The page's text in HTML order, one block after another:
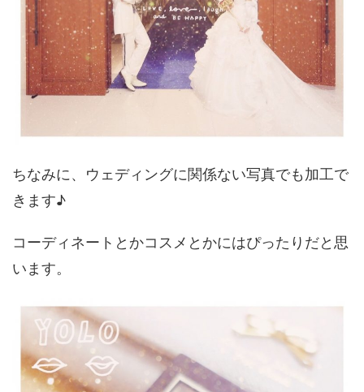
ちなみに、ウェディングに関係ない写真でも加工で
きます♪
コーディネートとかコスメとかにはぴったりだと思
います。